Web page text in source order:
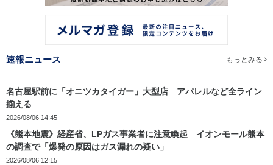
速報ニュース もっとみる
名古屋駅前に「オニツカタイガー」大型店 アパレルなど全ライン
揃える
2026/08/06 14:45
《熊本地震》経産省、LPガス事業者に注意喚起 イオンモール熊本
の調査で「爆発の原因はガス漏れの疑い」
2026/08/06 12:15